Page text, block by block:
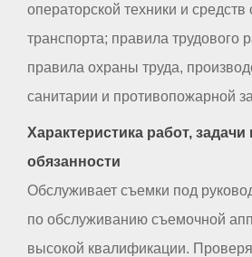
операторской техники и средств
транспорта; правила трудового
правила охраны труда,
санитарии и противопожарной
Характеристика работ,
обязанности
Обслуживает съемки под
по обслуживанию съемочной
высокой квалификации.